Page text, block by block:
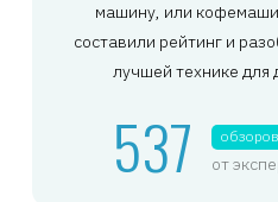
машину, или
составили рейтинг и
лучшей технике для
537 обзоров
от